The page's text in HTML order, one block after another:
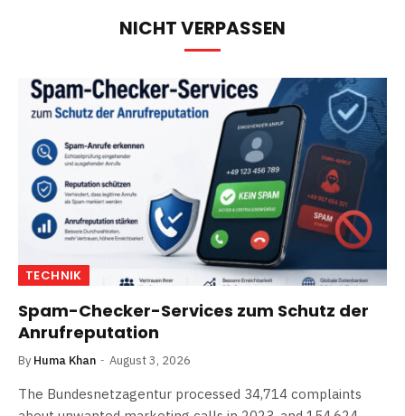
NICHT VERPASSEN
TECHNIK
Spam-Checker-Services zum Schutz der
Anrufreputation
By Huma Khan August 3, 2026
The Bundesnetzagentur processed 34,714 complaints